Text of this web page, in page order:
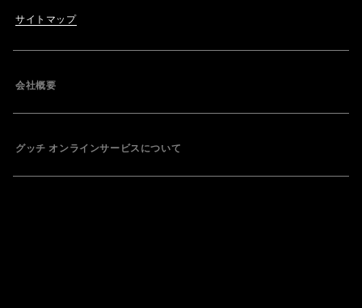
サイトマップ
会社概要
グッチ オンラインサービスについて